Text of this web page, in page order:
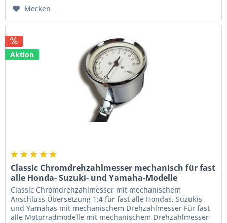
Merken
Aktion
Classic Chromdrehzahlmesser mechanisch für fast
alle Honda- Suzuki- und Yamaha-Modelle
Classic Chromdrehzahlmesser mit mechanischem
Anschluss Übersetzung 1:4 für fast alle Hondas, Suzukis
und Yamahas mit mechanischem Drehzahlmesser Für fast
alle Motorradmodelle mit mechanischem Drehzahlmesser